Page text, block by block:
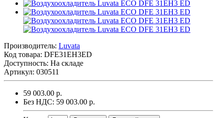
Производитель: Luvata
Код товара: DFE31EH3ED
Доступность: На складе
Артикул: 030511
59 003.00 р.
Без НДС: 59 003.00 р.